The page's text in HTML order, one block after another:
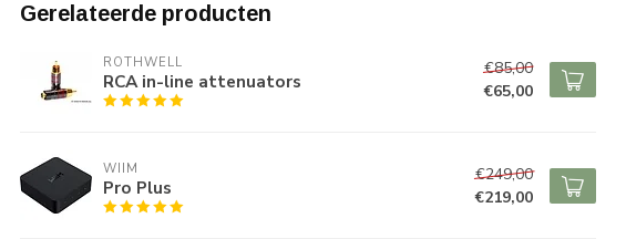
Gerelateerde producten
ROTHWELL
RCA in-line attenuators
€85,00
€65,00
WIIM
Pro Plus
€249,00
€219,00